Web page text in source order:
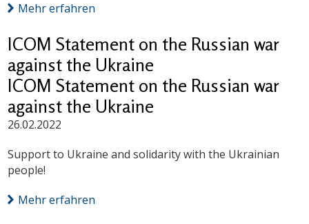
Mehr erfahren
ICOM Statement on the Russian war
against the Ukraine
ICOM Statement on the Russian war
against the Ukraine
26.02.2022
Support to Ukraine and solidarity with the Ukrainian
people!
Mehr erfahren